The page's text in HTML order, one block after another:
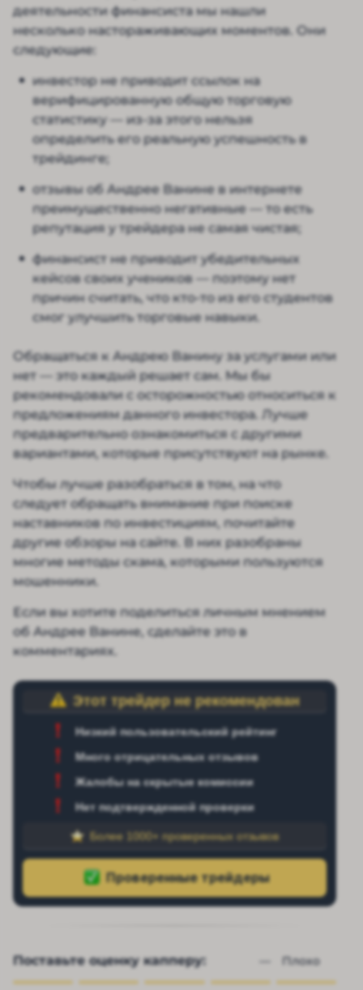
деятельности финансиста мы нашли
несколько настораживающих моментов. Они
следующие:
инвестор не приводит ссылок на
верифицированную общую торговую
статистику — из-за этого нельзя
определить его реальную успешность в
трейдинге;
отзывы об Андрее Ванине в интернете
преимущественно негативные — то есть
репутация у трейдера не самая чистая;
финансист не приводит убедительных
кейсов своих учеников — поэтому нет
причин считать, что кто-то из его студентов
смог улучшить торговые навыки.
Обращаться к Андрею Ванину за услугами или
нет — это каждый решает сам. Мы бы
рекомендовали с осторожностью относиться к
предложениям данного инвестора. Лучше
предварительно ознакомиться с другими
вариантами, которые присутствуют на рынке.
Чтобы лучше разобраться в том, на что
следует обращать внимание при поиске
наставников по инвестициям, почитайте
другие обзоры на сайте. В них разобраны
многие методы скама, которыми пользуются
мошенники.
Если вы хотите поделиться личным мнением
об Андрее Ванине, сделайте это в
комментариях.
Этот трейдер не рекомендован
Низкий пользовательский рейтинг
Много отрицательных отзывов
Жалобы на скрытые комиссии
Нет подтвержденной проверки
Более 1000+ проверенных отзывов
Поставьте оценку капперу: — Плохо